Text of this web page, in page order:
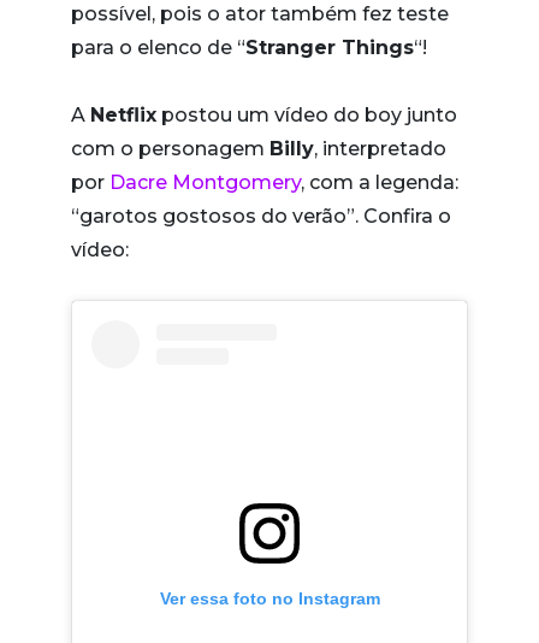
possível, pois o ator também fez teste
para o elenco de “Stranger Things“!
A Netflix postou um vídeo do boy junto
com o personagem Billy, interpretado
por Dacre Montgomery, com a legenda:
“garotos gostosos do verão”. Confira o
vídeo:
Ver essa foto no Instagram